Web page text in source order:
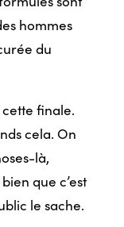
hommes
du
finale.
cela. On
là,
que c’est
le sache.